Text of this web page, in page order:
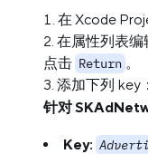
在 Xcode
在属性列表编
点击 Return 。
添加下列 key：
针对
Key: